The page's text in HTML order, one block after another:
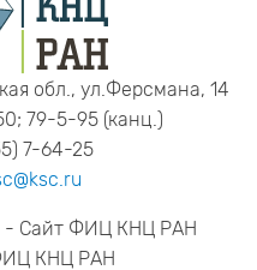
обл., ул.Ферсмана, 14
79-5-95 (канц.)
7-64-25
- Сайт ФИЦ КНЦ РАН
КНЦ РАН